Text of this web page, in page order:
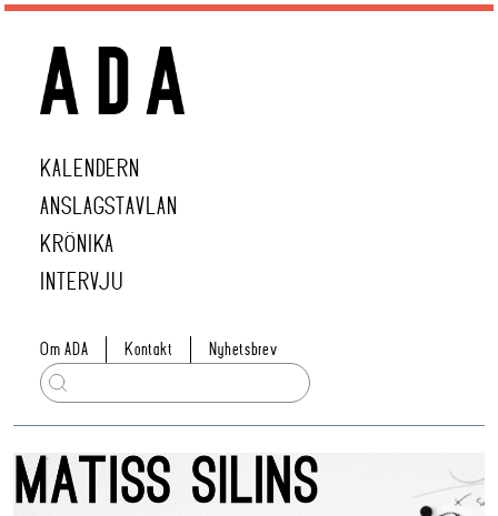
KALENDERN
ANSLAGSTAVLAN
KRÖNIKA
INTERVJU
Om ADA Kontakt Nyhetsbrev